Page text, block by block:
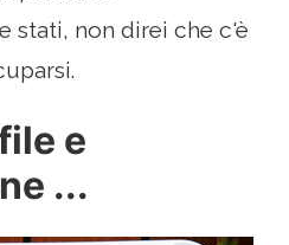
stati, non direi che c'è
e
...